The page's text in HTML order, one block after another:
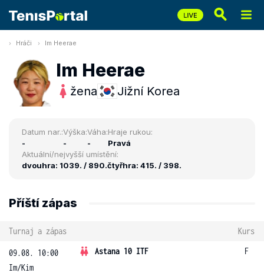
Hráči Im Heerae
Im Heerae
žena Jižní Korea
Datum nar.:
-
Výška:
-
Váha:
-
Hraje rukou:
Pravá
Aktuální/nejvyšší umístění:
dvouhra: 1039. / 890.čtyřhra: 415. / 398.
Příští zápas
Turnaj a zápas Kurs
09.08. 10:00 Astana 10 ITF
F
Im/Kim